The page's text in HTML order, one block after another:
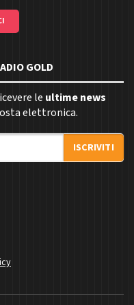
GOLD
le ultime news
elettronica.
ISCRIVITI